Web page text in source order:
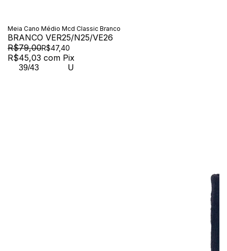
Meia Cano Médio Mcd Classic Branco
BRANCO VER25/N25/VE26
R$79,00R$47,40
R$45,03 com Pix
39/43 U